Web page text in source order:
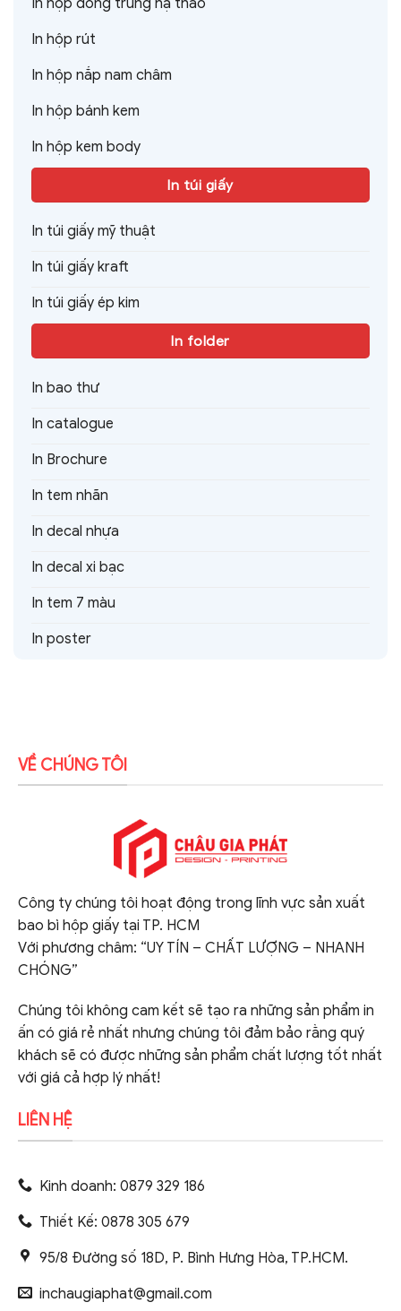
In hộp rút
In hộp nắp nam châm
In hộp bánh kem
In hộp kem body
In túi giấy
In túi giấy mỹ thuật
In túi giấy kraft
In túi giấy ép kim
In folder
In bao thư
In catalogue
In Brochure
In tem nhãn
In decal nhựa
In decal xi bạc
In tem 7 màu
In poster
VỀ CHÚNG TÔI
Công ty chúng tôi hoạt động trong lĩnh vực sản xuất
bao bì hộp giấy tại TP. HCM
Với phương châm: “UY TÍN – CHẤT LƯỢNG – NHANH
CHÓNG”
Chúng tôi không cam kết sẽ tạo ra những sản phẩm in
ấn có giá rẻ nhất nhưng chúng tôi đảm bảo rằng quý
khách sẽ có được những sản phẩm chất lượng tốt nhất
với giá cả hợp lý nhất!
LIÊN HỆ
Kinh doanh: 0879 329 186
Thiết Kế: 0878 305 679
95/8 Đường số 18D, P. Bình Hưng Hòa, TP.HCM.
inchaugiaphat@gmail.com